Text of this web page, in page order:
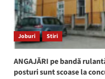
Joburi Stiri
ANGAJĂRI pe bandă
posturi sunt scoase la